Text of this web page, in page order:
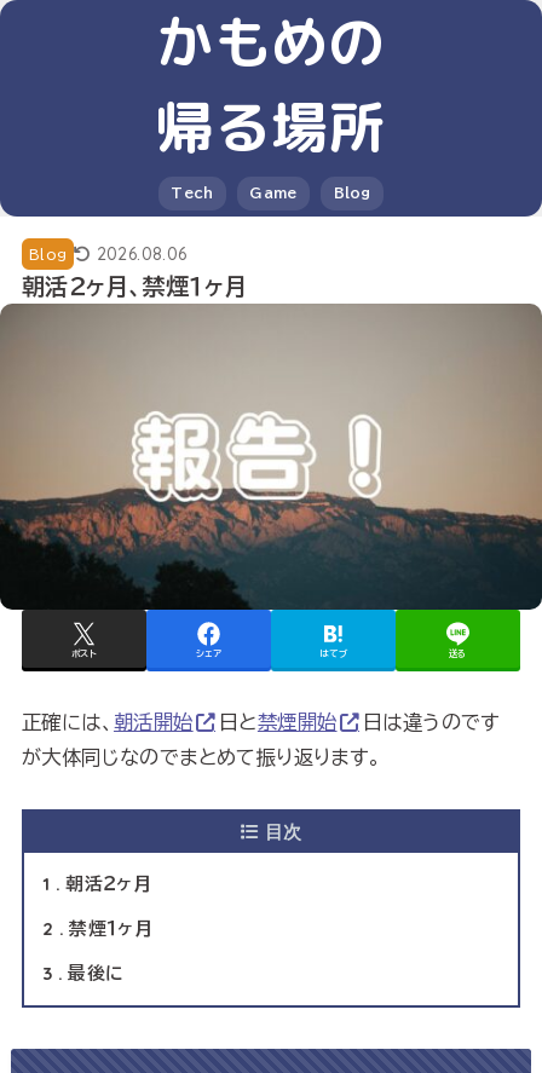
かもめの
帰る場所
Tech Game Blog
Blog 2026.08.06
朝活２ヶ月、禁煙１ヶ月
ポスト シェア はてブ 送る
正確には、 朝活開始 日と禁煙開始
日は違うのです
が大体同じなのでまとめて振り返ります。
目次
1 朝活２ヶ月
2 禁煙１ヶ月
3 最後に